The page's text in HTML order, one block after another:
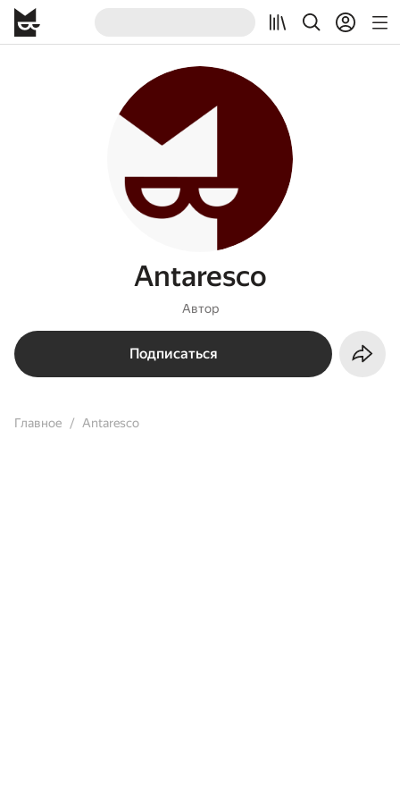
Antaresco
Автор
Подписаться
Главное Antaresco